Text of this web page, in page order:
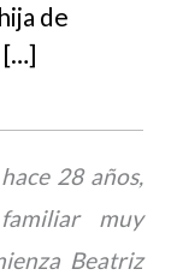
de
[…]
28 años,
muy
Beatriz